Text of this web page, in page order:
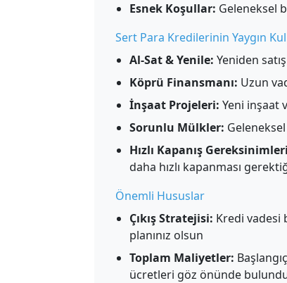
Esnek Koşullar: Geleneksel
Sert Para Kredilerinin Yaygın
Al-Sat & Yenile: Yeniden
Köprü Finansmanı: Uzun
İnşaat Projeleri: Yeni inşaat
Sorunlu Mülkler:
Hızlı Kapanış
daha hızlı kapanması
Önemli Hususlar
Çıkış Stratejisi: Kredi vadesi
planınız olsun
Toplam Maliyetler:
ücretleri göz önünde